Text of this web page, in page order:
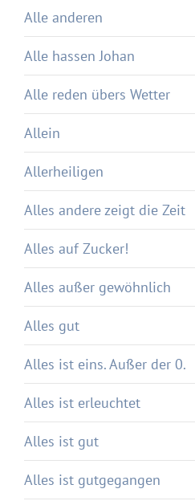
Alle anderen
Alle hassen Johan
Alle reden übers Wetter
Allein
Allerheiligen
Alles andere zeigt die Zeit
Alles auf Zucker!
Alles außer gewöhnlich
Alles gut
Alles ist eins. Außer der 0.
Alles ist erleuchtet
Alles ist gut
Alles ist gutgegangen